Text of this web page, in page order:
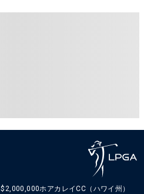
$2,000,000ホアカレイCC（ハワイ州）